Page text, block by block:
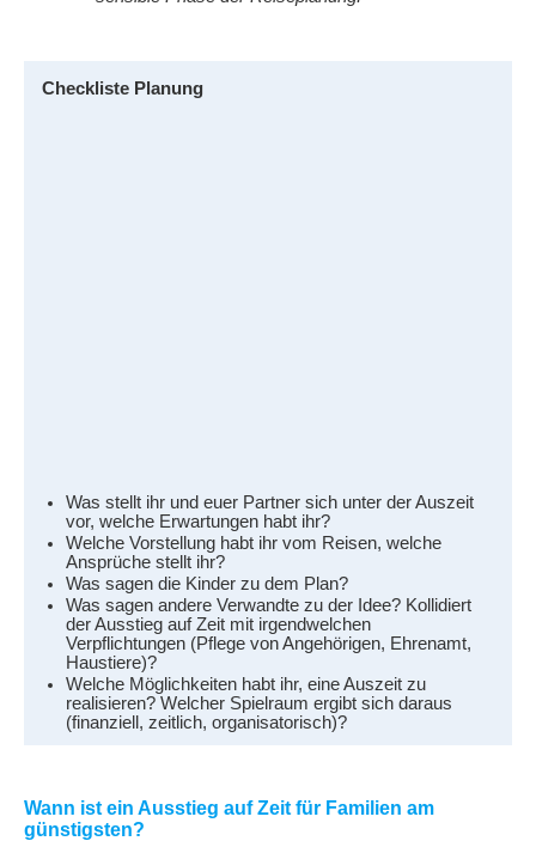
Checkliste Planung
Was stellt ihr und euer Partner sich unter der Auszeit
vor, welche Erwartungen habt ihr?
Welche Vorstellung habt ihr vom Reisen, welche
Ansprüche stellt ihr?
Was sagen die Kinder zu dem Plan?
Was sagen andere Verwandte zu der Idee? Kollidiert
der Ausstieg auf Zeit mit irgendwelchen
Verpflichtungen (Pflege von Angehörigen, Ehrenamt,
Haustiere)?
Welche Möglichkeiten habt ihr, eine Auszeit zu
realisieren? Welcher Spielraum ergibt sich daraus
(finanziell, zeitlich, organisatorisch)?
Wann ist ein Ausstieg auf Zeit für Familien am
günstigsten?